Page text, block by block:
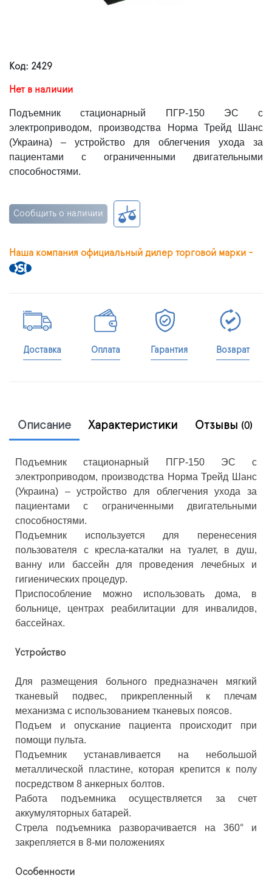
Код: 2429
Нет в наличии
Подъемник стационарный ПГР-150 ЭС с
электроприводом, производства Норма Трейд Шанс
(Украина) – устройство для облегчения ухода за
пациентами с ограниченными двигательными
способностями.
Сообщить о наличии
Наша компания официальный дилер торговой марки -
Доставка Оплата Гарантия Возврат
Описание Характеристики Отзывы (0)
Подъемник стационарный ПГР-150 ЭС с
электроприводом, производства Норма Трейд Шанс
(Украина) – устройство для облегчения ухода за
пациентами с ограниченными двигательными
способностями.
Подъемник используется для перенесения
пользователя с кресла-каталки на туалет, в душ,
ванну или бассейн для проведения лечебных и
гигиенических процедур.
Приспособление можно использовать дома, в
больнице, центрах реабилитации для инвалидов,
бассейнах.
Устройство
Для размещения больного предназначен мягкий
тканевый подвес, прикрепленный к плечам
механизма с использованием тканевых поясов.
Подъем и опускание пациента происходит при
помощи пульта.
Подъемник устанавливается на небольшой
металлической пластине, которая крепится к полу
посредством 8 анкерных болтов.
Работа подъемника осуществляется за счет
аккумуляторных батарей.
Стрела подъемника разворачивается на 360° и
закрепляется в 8-ми положениях
Особенности